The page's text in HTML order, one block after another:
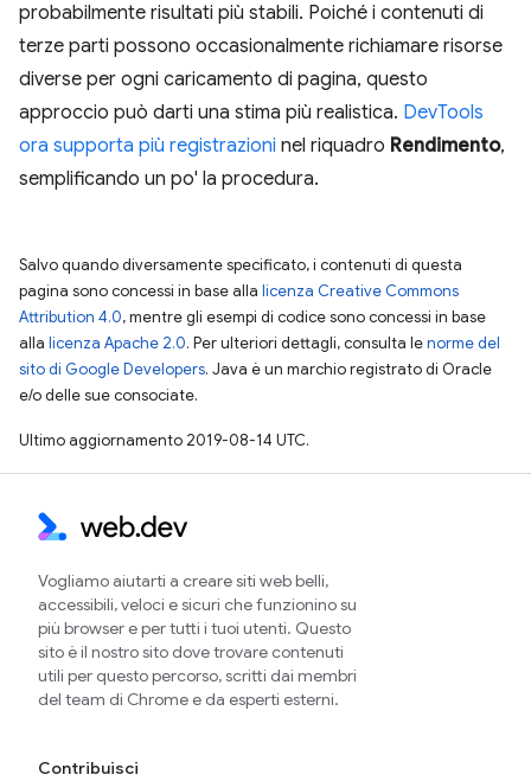
probabilmente risultati più stabili. Poiché i contenuti di
terze parti possono occasionalmente richiamare risorse
diverse per ogni caricamento di pagina, questo
approccio può darti una stima più realistica. DevTools
ora supporta più registrazioni nel riquadro Rendimento,
semplificando un po' la procedura.
Salvo quando diversamente specificato, i contenuti di questa
pagina sono concessi in base alla licenza Creative Commons
Attribution 4.0, mentre gli esempi di codice sono concessi in base
alla licenza Apache 2.0. Per ulteriori dettagli, consulta lenorme del
sito di Google Developers. Java è un marchio registrato di Oracle
e/o delle sue consociate.
Ultimo aggiornamento 2019-08-14 UTC.
Vogliamo aiutarti a creare siti web belli,
accessibili, veloci e sicuri che funzionino su
più browser e per tutti i tuoi utenti. Questo
sito è il nostro sito dove trovare contenuti
utili per questo percorso, scritti dai membri
del team di Chrome e da esperti esterni.
Contribuisci